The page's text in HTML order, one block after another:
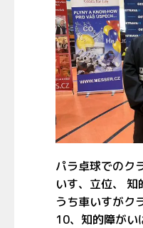
パラ卓球でのク
いす、立位、
うち車いすがク
10、知的障がい